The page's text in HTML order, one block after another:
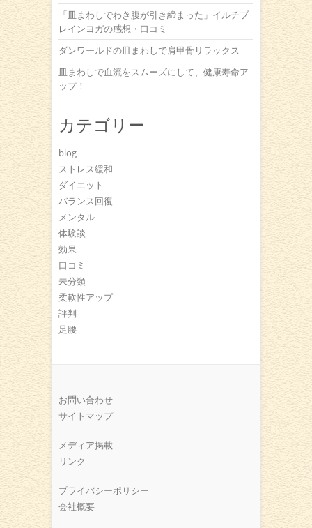
「皿まわしでわき腹が引き締まった」イルチブ
レインヨガの感想・口コミ
ダンワールドの皿まわしで肩甲骨リラックス
皿まわしで血流をスムーズにして、健康寿命ア
ップ！
カテゴリー
blog
ストレス緩和
ダイエット
バランス回復
メンタル
体験談
効果
口コミ
未分類
柔軟性アップ
評判
足腰
お問い合わせ
サイトマップ
メディア掲載
リンク
プライバシーポリシー
会社概要